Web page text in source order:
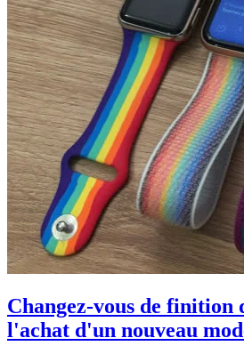
Changez-vous de finition
l'achat d'un nouveau